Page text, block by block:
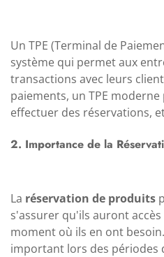
Un TPE (Terminal de
système qui permet aux
transactions avec leurs
paiements, un TPE
effectuer des réservations,
2. Importance de la
La réservation de produits
s'assurer qu'ils auront
moment où ils en ont
important lors des périodes